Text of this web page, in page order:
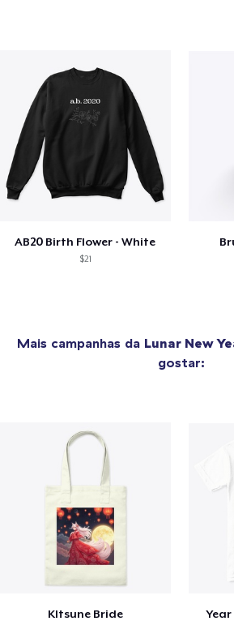
AB20 Birth Flower - White
$21
Mais campanhas da Lunar New
gostar:
KItsune Bride